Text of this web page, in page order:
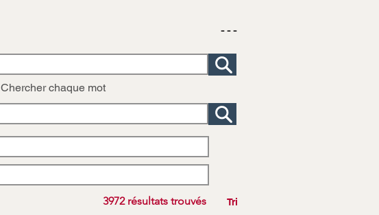
- - -
Chercher chaque mot
3972 résultats trouvés Tri